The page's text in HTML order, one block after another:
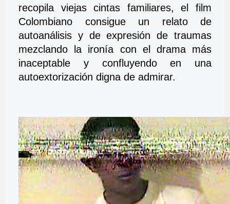
recopila viejas cintas familiares, el film
Colombiano consigue un relato de
autoanálisis y de expresión de traumas
mezclando la ironía con el drama más
inaceptable y confluyendo en una
autoextorización digna de admirar.